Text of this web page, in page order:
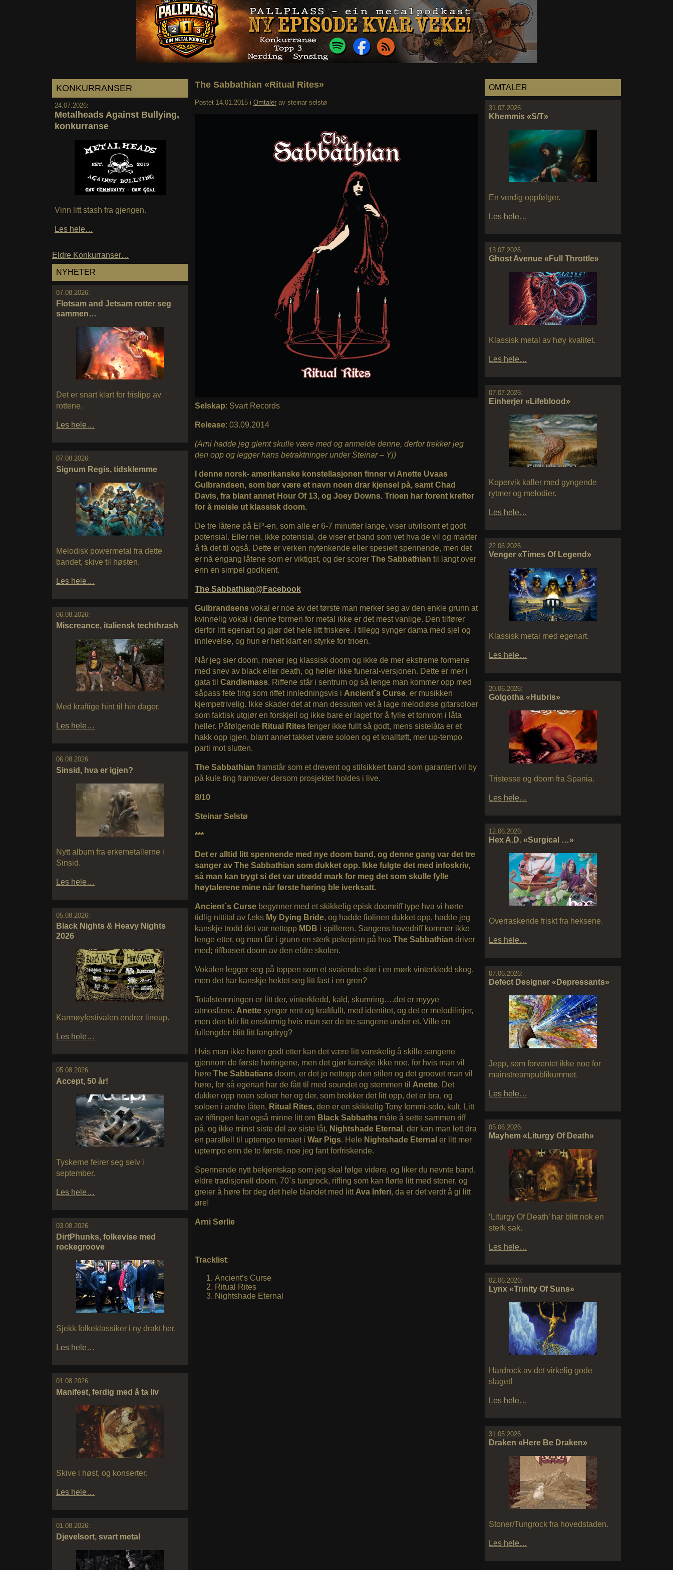
KONKURRANSER
24.07.2026:
Metalheads Against Bullying,
konkurranse
Vinn litt stash fra gjengen.
Les hele…
Eldre Konkurranser…
NYHETER
07.08.2026:
Flotsam and Jetsam rotter seg
sammen…
Det er snart klart for frislipp av
rottene.
Les hele…
07.08.2026:
Signum Regis, tidsklemme
Melodisk powermetal fra dette
bandet, skive til høsten.
Les hele…
06.08.2026:
Miscreance, italiensk techthrash
Med kraftige hint til hin dager.
Les hele…
06.08.2026:
Sinsid, hva er igjen?
Nytt album fra erkemetallerne i
Sinsid.
Les hele…
05.08.2026:
Black Nights & Heavy Nights
2026
Karmøyfestivalen endrer lineup.
Les hele…
05.08.2026:
Accept, 50 år!
Tyskerne feirer seg selv i
september.
Les hele…
03.08.2026:
DirtPhunks, folkevise med
rockegroove
Sjekk folkeklassiker i ny drakt her.
Les hele…
01.08.2026:
Manifest, ferdig med å ta liv
Skive i høst, og konserter.
Les hele…
01.08.2026:
Djevelsort, svart metal
OMTALER
31.07.2026:
Khemmis «S/T»
En verdig oppfølger.
Les hele…
13.07.2026:
Ghost Avenue «Full Throttle»
Klassisk metal av høy kvalitet.
Les hele…
07.07.2026:
Einherjer «Lifeblood»
Kopervik kaller med gyngende
rytmer og melodier.
Les hele…
22.06.2026:
Venger «Times Of Legend»
Klassisk metal med egenart.
Les hele…
20.06.2026:
Golgotha «Hubris»
Tristesse og doom fra Spania.
Les hele…
12.06.2026:
Hex A.D. «Surgical …»
Overraskende friskt fra heksene.
Les hele…
07.06.2026:
Defect Designer «Depressants»
Jepp, som forventet ikke noe for
mainstreampublikummet.
Les hele…
05.06.2026:
Mayhem «Liturgy Of Death»
‘Liturgy Of Death’ har blitt nok en
sterk sak.
Les hele…
02.06.2026:
Lynx «Trinity Of Suns»
Hardrock av det virkelig gode
slaget!
Les hele…
31.05.2026:
Draken «Here Be Draken»
Stoner/Tungrock fra hovedstaden.
Les hele…
The Sabbathian «Ritual Rites»
Postet 14.01.2015 i Omtaler av steinar selstø
Selskap: Svart Records
Release: 03.09.2014
(Arni hadde jeg glemt skulle være med og anmelde denne, derfor trekker jeg
den opp og legger hans betraktninger under Steinar – Yj)
I denne norsk- amerikanske konstellasjonen finner vi Anette Uvaas
Gulbrandsen, som bør være et navn noen drar kjensel på, samt Chad
Davis, fra blant annet Hour Of 13, og Joey Downs. Trioen har forent krefter
for å meisle ut klassisk doom.
De tre låtene på EP-en, som alle er 6-7 minutter lange, viser utvilsomt et godt
potensial. Eller nei, ikke potensial, de viser et band som vet hva de vil og makter
å få det til også. Dette er verken nytenkende eller spesielt spennende, men det
er nå engang låtene som er viktigst, og der scorer The Sabbathian til langt over
enn en simpel godkjent.
The Sabbathian@Facebook
Gulbrandsens vokal er noe av det første man merker seg av den enkle grunn at
kvinnelig vokal i denne formen for metal ikke er det mest vanlige. Den tilfører
derfor litt egenart og gjør det hele litt friskere. I tillegg synger dama med sjel og
innlevelse, og hun er helt klart en styrke for trioen.
Når jeg sier doom, mener jeg klassisk doom og ikke de mer ekstreme formene
med snev av black eller death, og heller ikke funeral-versjonen. Dette er mer i
gata til Candlemass. Riffene står i sentrum og så lenge man kommer opp med
såpass fete ting som riffet innledningsvis i Ancient`s Curse, er musikken
kjempetrivelig. Ikke skader det at man dessuten vet å lage melodiøse gitarsoloer
som faktisk utgjør en forskjell og ikke bare er laget for å fylle et tomrom i låta
heller. Påfølgende Ritual Ritesfenger ikke fullt så godt, mens sistelåta er et
hakk opp igjen, blant annet takket være soloen og et knalltøft, mer up-tempo
parti mot slutten.
The Sabbathian framstår som et drevent og stilsikkert band som garantert vil by
på kule ting framover dersom prosjektet holdes i live.
8/10
Steinar Selstø
***
Det er alltid litt spennende med nye doom band, og denne gang var det tre
sanger av The Sabbathian som dukket opp. Ikke fulgte det med infoskriv,
så man kan trygt si det var utrødd mark for meg det som skulle fylle
høytalerene mine når første høring ble iverksatt.
Ancient`s Curse begynner med et skikkelig episk doomriff type hva vi hørte
tidlig nittital av f.eksMy Dying Bride, og hadde fiolinen dukket opp, hadde jeg
kanskje trodd det var nettopp MDB i spilleren. Sangens hovedriff kommer ikke
lenge etter, og man får i grunn en sterk pekepinn på hva The Sabbathian driver
med; riffbasert doom av den eldre skolen.
Vokalen legger seg på toppen som et svaiende slør i en mørk vinterkledd skog,
men det har kanskje hektet seg litt fast i en gren?
Totalstemningen er litt der, vinterkledd, kald, skumring….det er myyye
atmosfære. Anette synger rent og kraftfullt, med identitet, og det er melodilinjer,
men den blir litt ensformig hvis man ser de tre sangene under et. Ville en
fullengder blitt litt langdryg?
Hvis man ikke hører godt etter kan det være litt vanskelig å skille sangene
gjennom de første høringene, men det gjør kanskje ikke noe, for hvis man vil
høre The Sabbatiansdoom, er det jo nettopp den stilen og det groovet man vil
høre, for så egenart har de fått til med soundet og stemmen til Anette. Det
dukker opp noen soloer her og der, som brekker det litt opp, det er bra, og
soloen i andre låten, Ritual Rites,den er en skikkelig Tony Iommi-solo, kult. Litt
av riffingen kan også minne litt omBlack Sabbaths måte å sette sammen riff
på, og ikke minst siste del av siste låt, Nightshade Eternal , der kan man lett dra
en parallell til uptempo temaet i War Pigs. Hele Nightshade Eternal er litt mer
uptempo enn de to første, noe jeg fant forfriskende.
Spennende nytt bekjentskap som jeg skal følge videre, og liker du nevnte band,
eldre tradisjonell doom, 70`s tungrock, riffing som kan flørte litt med stoner, og
greier å høre for deg det hele blandet med litt Ava Inferi, da er det verdt å gi litt
øre!
Arni Sørlie
Tracklist:
Ancient’s Curse
Ritual Rites
Nightshade Eternal